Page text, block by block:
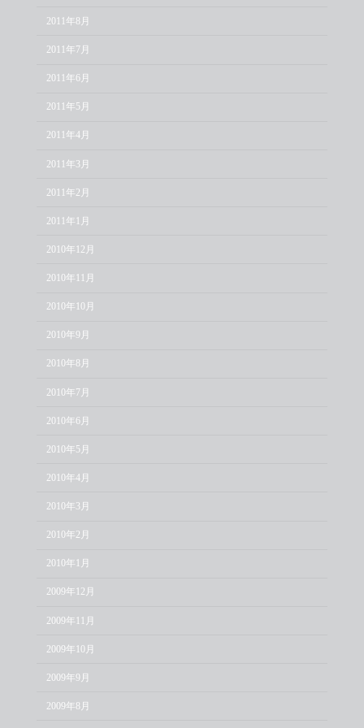
2011年8月
2011年7月
2011年6月
2011年5月
2011年4月
2011年3月
2011年2月
2011年1月
2010年12月
2010年11月
2010年10月
2010年9月
2010年8月
2010年7月
2010年6月
2010年5月
2010年4月
2010年3月
2010年2月
2010年1月
2009年12月
2009年11月
2009年10月
2009年9月
2009年8月